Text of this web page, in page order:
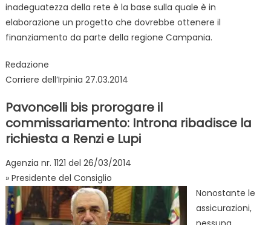
inadeguatezza della rete è la base sulla quale è in
elaborazione un progetto che dovrebbe ottenere il
finanziamento da parte della regione Campania.
Redazione
Corriere dell’Irpinia 27.03.2014
Pavoncelli bis prorogare il
commissariamento: Introna ribadisce la
richiesta a Renzi e Lupi
Agenzia nr. 1121 del 26/03/2014
» Presidente del Consiglio
Nonostante le
assicurazioni,